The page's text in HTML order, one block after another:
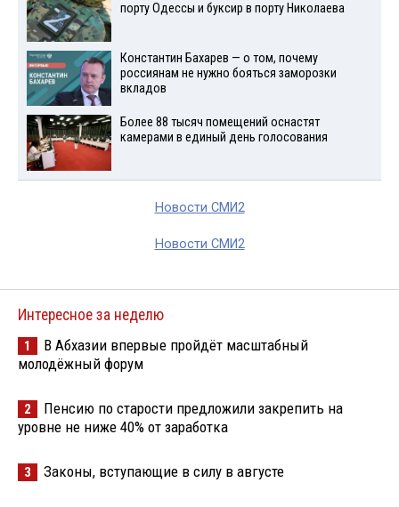
порту Одессы и буксир в порту Николаева
Константин Бахарев — о том, почему
россиянам не нужно бояться заморозки
вкладов
Более 88 тысяч помещений оснастят
камерами в единый день голосования
Новости СМИ2
Новости СМИ2
Интересное за неделю
1
В Абхазии впервые пройдёт масштабный
молодёжный форум
2
Пенсию по старости предложили закрепить на
уровне не ниже 40% от заработка
3 Законы, вступающие в силу в августе